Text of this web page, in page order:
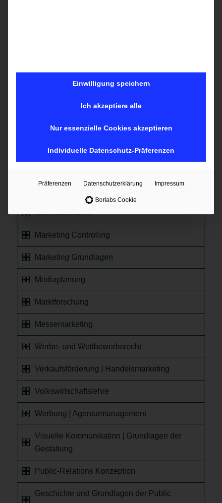
DSGVO (Datenschutz-Grundverordnung) und
E-Learning-Paket mit Online-Marketing
Kommunikation
Marketing Controlling
Marketing Grundlagen
Mediaplanung
Marktforschung
Messemarketing
Werbe- und Wettbewerbsrecht
Verkaufsförderung | Handelsmarketing
Volkswirtschaftslehre
Werbung | Agenturmanagement
Visuelle Kommunikation | Grundlagen der
Gestaltung
Public-Relations Konzeption
Geschichte und Grundlagen der Public
Einwilligung speichern
Ich akzeptiere alle
Nur essenzielle Cookies akzeptieren
Individuelle Datenschutz-Präferenzen
Präferenzen Datenschutzerklärung Impressum
Borlabs Cookie